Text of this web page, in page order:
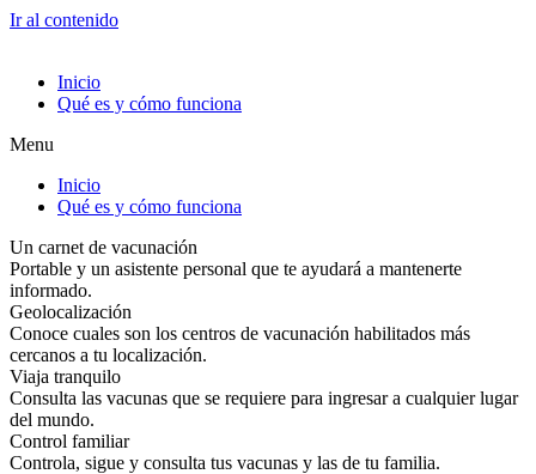
Ir al contenido
Inicio
Qué es y cómo funciona
Menu
Inicio
Qué es y cómo funciona
Un carnet de vacunación
Portable y un asistente personal que te ayudará a mantenerte
informado.
Geolocalización
Conoce cuales son los centros de vacunación habilitados más
cercanos a tu localización.
Viaja tranquilo
Consulta las vacunas que se requiere para ingresar a cualquier lugar
del mundo.
Control familiar
Controla, sigue y consulta tus vacunas y las de tu familia.